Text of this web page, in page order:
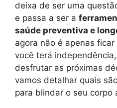
deixa de ser uma
e passa a ser a
saúde preventiva e
agora não é apenas ficar
você terá
desfrutar as próximas
vamos detalhar quais
para blindar o seu corpo